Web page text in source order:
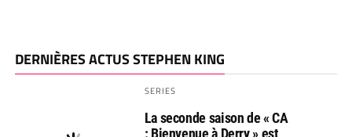
DERNIÈRES ACTUS STEPHEN KING
SERIES
La seconde saison de « CA
: Bienvenue à Derry » est